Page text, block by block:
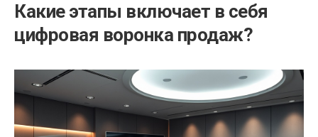
Какие этапы включает в себя
цифровая воронка продаж?